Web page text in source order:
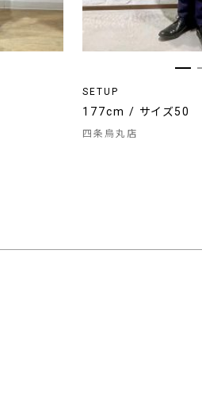
SETUP
177cm / サイズ50
四条烏丸店